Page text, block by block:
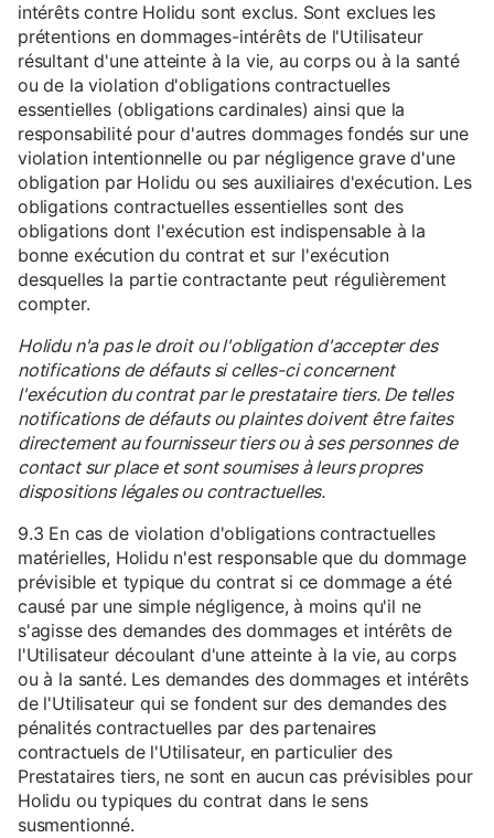
intérêts contre Holidu sont exclus. Sont exclues les
prétentions en dommages-intérêts de l'Utilisateur
résultant d'une atteinte à la vie, au corps ou à la santé
ou de la violation d'obligations contractuelles
essentielles (obligations cardinales) ainsi que la
responsabilité pour d'autres dommages fondés sur une
violation intentionnelle ou par négligence grave d'une
obligation par Holidu ou ses auxiliaires d'exécution. Les
obligations contractuelles essentielles sont des
obligations dont l'exécution est indispensable à la
bonne exécution du contrat et sur l'exécution
desquelles la partie contractante peut régulièrement
compter.
Holidu n'a pas le droit ou l'obligation d'accepter des
notifications de défauts si celles-ci concernent
l'exécution du contrat par le prestataire tiers. De telles
notifications de défauts ou plaintes doivent être faites
directement au fournisseur tiers ou à ses personnes de
contact sur place et sont soumises à leurs propres
dispositions légales ou contractuelles.
9.3 En cas de violation d'obligations contractuelles
matérielles, Holidu n'est responsable que du dommage
prévisible et typique du contrat si ce dommage a été
causé par une simple négligence, à moins qu'il ne
s'agisse des demandes des dommages et intérêts de
l'Utilisateur découlant d'une atteinte à la vie, au corps
ou à la santé. Les demandes des dommages et intérêts
de l'Utilisateur qui se fondent sur des demandes des
pénalités contractuelles par des partenaires
contractuels de l'Utilisateur, en particulier des
Prestataires tiers, ne sont en aucun cas prévisibles pour
Holidu ou typiques du contrat dans le sens
susmentionné.